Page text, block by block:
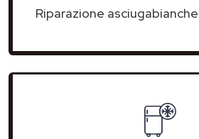
Riparazione